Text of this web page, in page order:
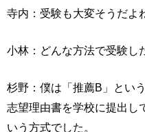
寺内：受験も大変そうだよ
小林：どんな方法で受験し
杉野：僕は「推薦B」とい
志望理由書を学校に提出し
いう方式でした。